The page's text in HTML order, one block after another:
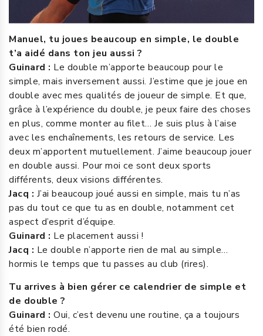
Manuel, tu joues beaucoup en simple, le double
t’a aidé dans ton jeu aussi ?
Guinard : Le double m’apporte beaucoup pour le
simple, mais inversement aussi. J’estime que je joue en
double avec mes qualités de joueur de simple. Et que,
grâce à l’expérience du double, je peux faire des choses
en plus, comme monter au filet… Je suis plus à l’aise
avec les enchaînements, les retours de service. Les
deux m’apportent mutuellement. J’aime beaucoup jouer
en double aussi. Pour moi ce sont deux sports
différents, deux visions différentes.
Jacq : J’ai beaucoup joué aussi en simple, mais tu n’as
pas du tout ce que tu as en double, notamment cet
aspect d’esprit d’équipe.
Guinard : Le placement aussi !
Jacq : Le double n’apporte rien de mal au simple…
hormis le temps que tu passes au club (rires).
Tu arrives à bien gérer ce calendrier de simple et
de double ?
Guinard : Oui, c’est devenu une routine, ça a toujours
été bien rodé.